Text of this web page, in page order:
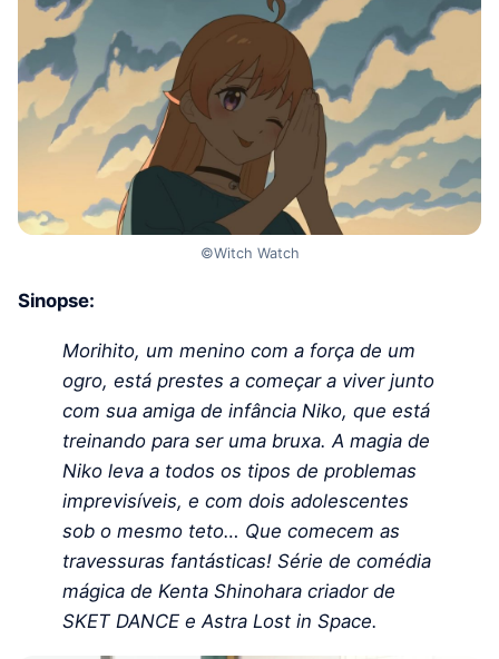
©Witch Watch
Sinopse:
Morihito, um menino com a força de um
ogro, está prestes a começar a viver junto
com sua amiga de infância Niko, que está
treinando para ser uma bruxa. A magia de
Niko leva a todos os tipos de problemas
imprevisíveis, e com dois adolescentes
sob o mesmo teto… Que comecem as
travessuras fantásticas! Série de comédia
mágica de Kenta Shinohara criador de
SKET DANCE e Astra Lost in Space.